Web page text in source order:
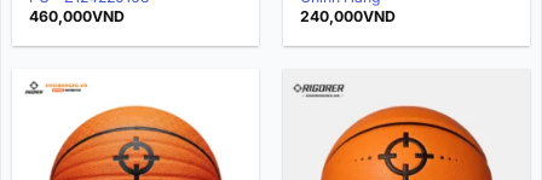
460,000VND
240,000VND